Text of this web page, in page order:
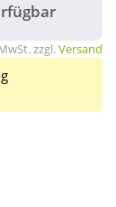
zzgl.Versand